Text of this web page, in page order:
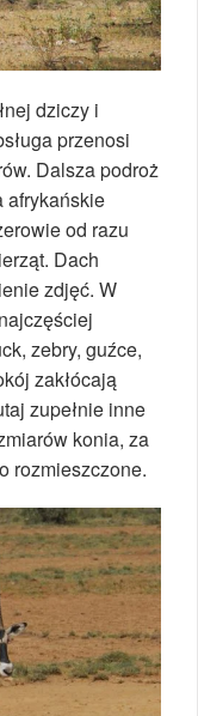
dziczy i
przenosi
Dalsza podroż
afrykańskie
od razu
Dach
zdjęć. W
zebry, guźce,
zakłócają
zupełnie inne
konia, za
rozmieszczone.